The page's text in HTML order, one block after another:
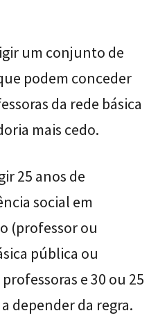
um conjunto de
podem conceder
da rede básica
mais cedo.
25 anos de
social em
(professor ou
pública ou
e 30 ou 25
depender da regra.